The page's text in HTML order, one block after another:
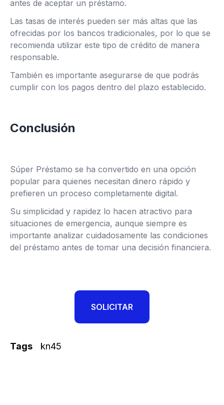
antes de aceptar un préstamo.
Las tasas de interés pueden ser más altas que las
ofrecidas por los bancos tradicionales, por lo que se
recomienda utilizar este tipo de crédito de manera
responsable.
También es importante asegurarse de que podrás
cumplir con los pagos dentro del plazo establecido.
Conclusión
Súper Préstamo se ha convertido en una opción
popular para quienes necesitan dinero rápido y
prefieren un proceso completamente digital.
Su simplicidad y rapidez lo hacen atractivo para
situaciones de emergencia, aunque siempre es
importante analizar cuidadosamente las condiciones
del préstamo antes de tomar una decisión financiera.
SOLICITAR
Tags kn45